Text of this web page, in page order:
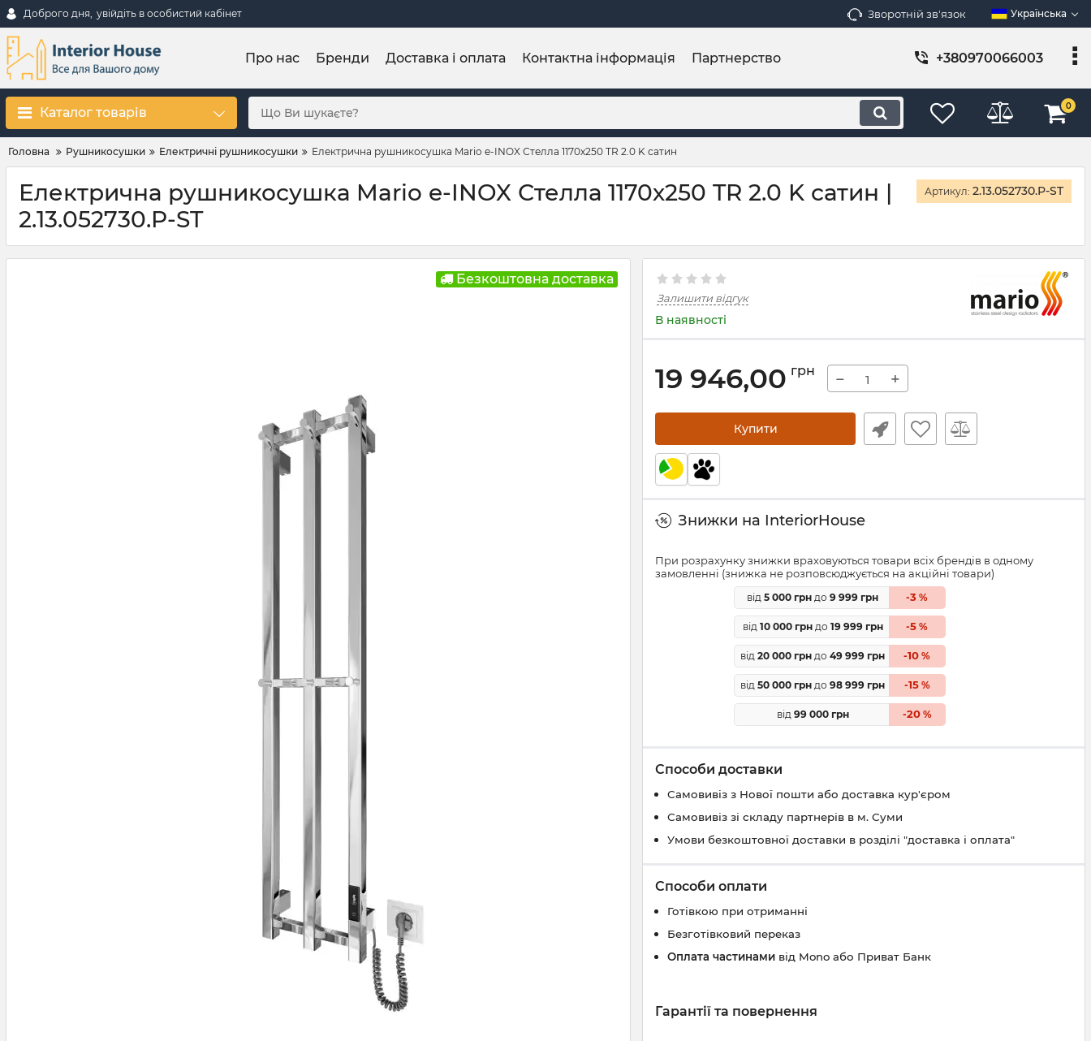
Доброго дня, увійдіть в особистий кабінет Зворотній зв'язок Українська
Про нас Бренди Доставка і оплата Контактна інформація Партнерство +380970066003
Каталог товарів 0
Головна Рушникосушки Електричні рушникосушки Електрична рушникосушка Mario e-INOX Стелла 1170х250 TR 2.0 K сатин
Електрична рушникосушка Mario e-INOX Стелла 1170х250 TR 2.0 K сатин |
2.13.052730.P-ST
Артикул: 2.13.052730.P-ST
Безкоштовна доставка
Залишити відгук
В наявності
19 946,00 грн − +
Купити
Знижки на InteriorHouse
При розрахунку знижки враховуються товари всіх брендів в одному
замовленні (знижка не розповсюджується на акційні товари)
від 5 000 грн до 9 999 грн -3 %
від 10 000 грндо 19 999 грн -5 %
від 20 000 грн до 49 999 грн -10 %
від 50 000 грн до 98 999 грн -15%
від 99 000 грн -20%
Способи доставки
Самовивіз з Нової пошти або доставка кур'єром
Самовивіз зі складу партнерів в м. Суми
Умови безкоштовної доставки в розділі "доставка і оплата"
Способи оплати
Готівкою при отриманні
Безготівковий переказ
Оплата частинами від Mono або Приват Банк
Гарантії та повернення